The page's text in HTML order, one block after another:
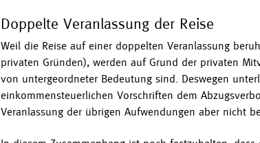
Doppelte Veranlassung der Reise
Weil die Reise auf einer doppelten Veranlassung
privaten Gründen), werden auf Grund der privaten
von untergeordneter Bedeutung sind. Deswegen
einkommensteuerlichen Vorschriften dem
Veranlassung der übrigen Aufwendungen aber nicht